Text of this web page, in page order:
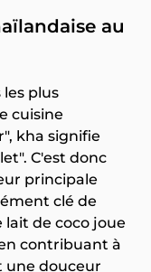
au
les plus
cuisine
kha signifie
C'est donc
principale
clé de
lait de coco joue
contribuant à
une douceur